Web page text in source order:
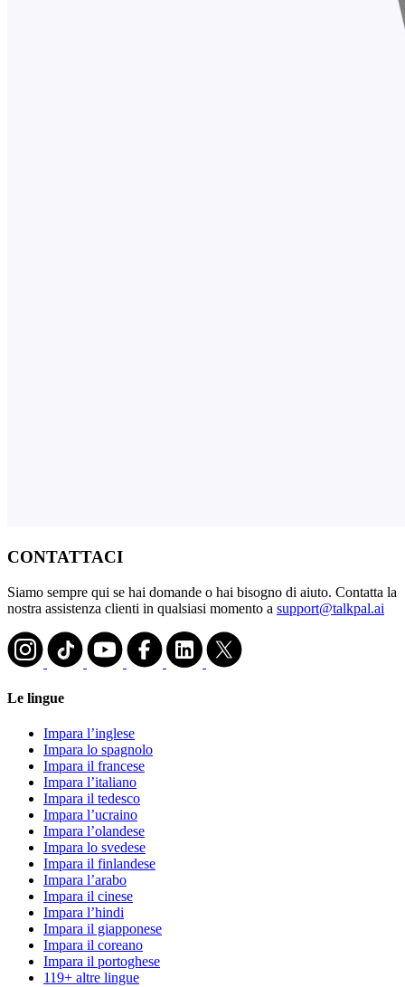
CONTATTACI
Siamo sempre qui se hai domande o hai bisogno di aiuto. Contatta la
nostra assistenza clienti in qualsiasi momento a support@talkpal.ai
Le lingue
Impara l’inglese
Impara lo spagnolo
Impara il francese
Impara l’italiano
Impara il tedesco
Impara l’ucraino
Impara l’olandese
Impara lo svedese
Impara il finlandese
Impara l’arabo
Impara il cinese
Impara l’hindi
Impara il giapponese
Impara il coreano
Impara il portoghese
119+ altre lingue